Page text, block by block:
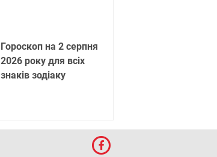
Гороскоп на 2 серпня
2026 року для всіх
знаків зодіаку